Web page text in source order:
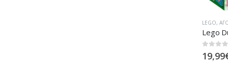
LEGO,
Lego
0out of
19,99